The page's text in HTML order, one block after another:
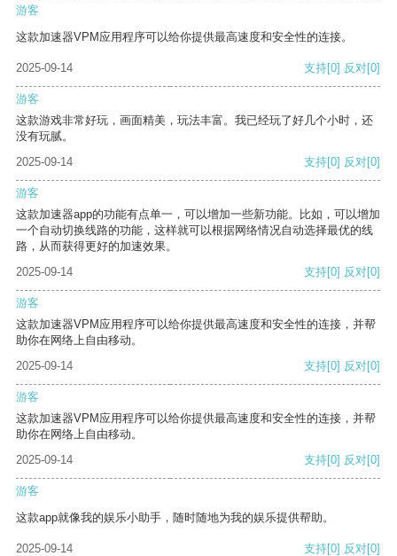
游客
这款加速器VPM应用程序可以给你提供最高速度和安全性的连接。
2025-09-14 支持[0] 反对[0]
游客
这款游戏非常好玩，画面精美，玩法丰富。我已经玩了好几个小时，还
没有玩腻。
2025-09-14
支持[0] 反对[0]
游客
这款加速器app的功能有点单一，可以增加一些新功能。比如，可以增加
一个自动切换线路的功能，这样就可以根据网络情况自动选择最优的线
路，从而获得更好的加速效果。
2025-09-14
支持[0] 反对[0]
游客
这款加速器VPM应用程序可以给你提供最高速度和安全性的连接，并帮
助你在网络上自由移动。
2025-09-14
支持[0] 反对[0]
游客
这款加速器VPM应用程序可以给你提供最高速度和安全性的连接，并帮
助你在网络上自由移动。
2025-09-14
支持[0] 反对[0]
游客
这款app就像我的娱乐小助手，随时随地为我的娱乐提供帮助。
2025-09-14 支持[0] 反对[0]